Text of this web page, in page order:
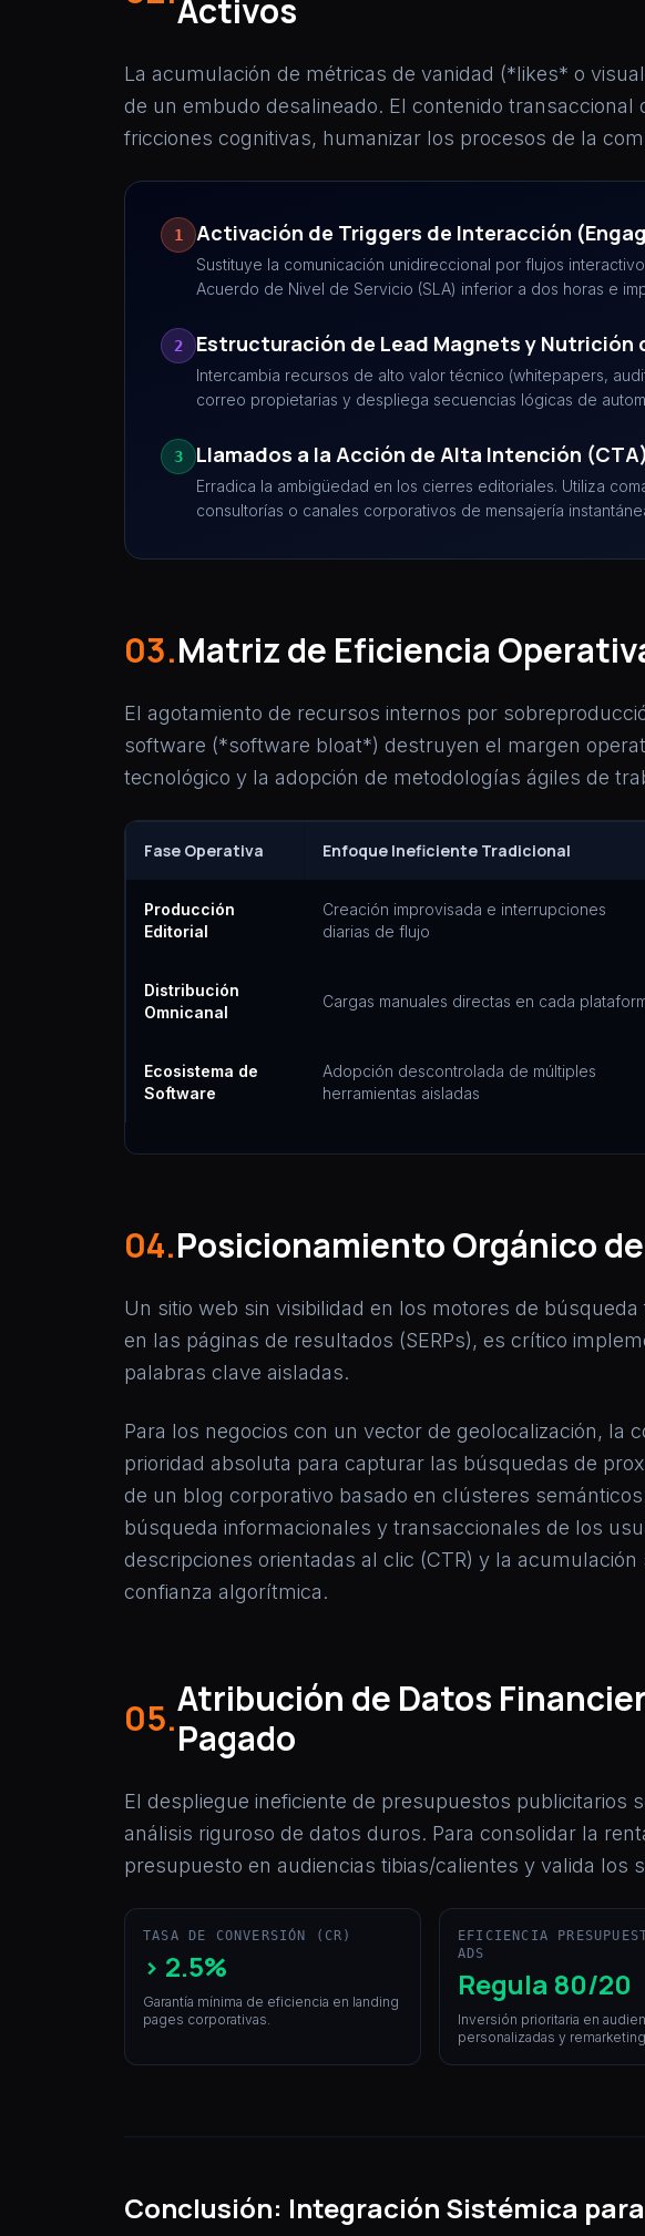
Activos
La acumulación de métricas de vanidad (*likes* o
de un embudo desalineado. El contenido
fricciones cognitivas, humanizar los procesos de la
1 Activación de Triggers de Interacción
Sustituye la comunicación unidireccional por flujos
Acuerdo de Nivel de Servicio (SLA) inferior a dos horas e
2 Estructuración de Lead Magnets y Nutrición
Intercambia recursos de alto valor técnico (whitepapers,
correo propietarias y despliega secuencias lógicas de
3 Llamados a la Acción de Alta Intención (CTA)
Erradica la ambigüedad en los cierres editoriales. Utiliza
consultorías o canales corporativos de mensajería
03.Matriz de Eficiencia
El agotamiento de recursos internos por
software (*software bloat*) destruyen el margen
tecnológico y la adopción de metodologías ágiles de
Fase Operativa Enfoque Ineficiente Tradicional
Producción
Editorial
Creación improvisada e interrupciones
diarias de flujo
Distribución
Omnicanal
Cargas manuales directas en cada
Ecosistema de
Software
Adopción descontrolada de múltiples
herramientas aisladas
04.Posicionamiento Orgánico
Un sitio web sin visibilidad en los motores de
en las páginas de resultados (SERPs), es crítico
palabras clave aisladas.
Para los negocios con un vector de geolocalización, la
prioridad absoluta para capturar las búsquedas de
de un blog corporativo basado en clústeres
búsqueda informacionales y transaccionales de los
descripciones orientadas al clic (CTR) y la
confianza algorítmica.
05.Atribución de Datos
Pagado
El despliegue ineficiente de presupuestos publicitarios
análisis riguroso de datos duros. Para consolidar la
presupuesto en audiencias tibias/calientes y valida los
TASA DE CONVERSIÓN (CR)
> 2.5%
Garantía mínima de eficiencia en landing
pages corporativas.
EFICIENCIA
ADS
Regula 80/20
Inversión prioritaria en
personalizadas y
Conclusión: Integración Sistémica